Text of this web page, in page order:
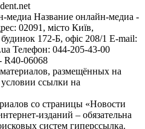
медиа Название онлайн-медиа -
02091, місто Київ,
172-Б, офіс 208/1 E-mail:
Телефон: 044-205-43-00
R40-06068
размещённых на
условии ссылки на
со страницы «Новости
изданий – обязательна
систем гиперссылка.